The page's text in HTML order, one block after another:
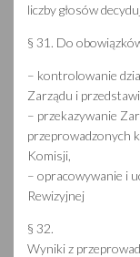
liczby głosów
§ 31. Do
– kontrolowanie
Zarządu i
– przekazywanie
przeprowadzonych
Komisji,
– opracowywanie i
Rewizyjnej
§ 32.
Wyniki z